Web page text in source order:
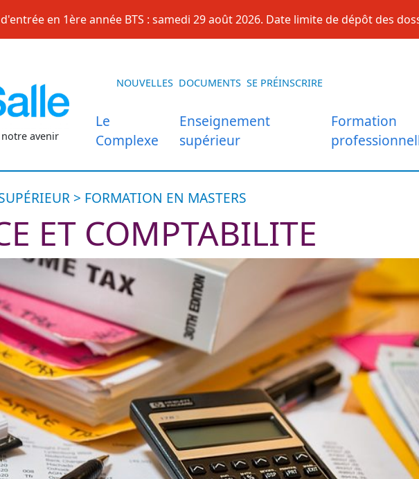
en 1ère année BTS : samedi 29 août 2026. Date limite de dépôt des
avenir
NOUVELLES DOCUMENTS SE PRÉINSCRIRE
Le
Complexe
Enseignement
supérieur
Formation
> FORMATION EN MASTERS
ET COMPTABILITE